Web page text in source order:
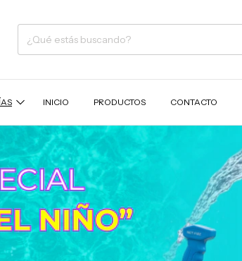
INICIO PRODUCTOS CONTACTO